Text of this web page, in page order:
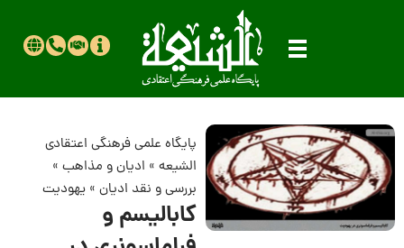
پایگاه علمی فرهنگی اعتقادی
الشیعه» ادیان و مذاهب»
بررسی و نقد ادیان» یهودیت
کابالیسم و